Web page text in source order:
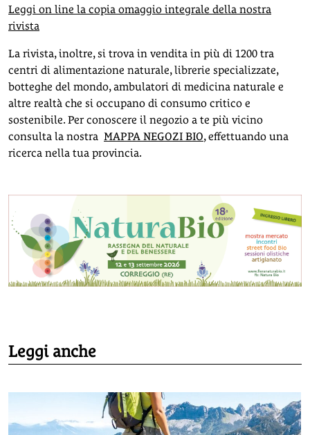
Leggi on line la copia omaggio integrale della nostra
rivista
La rivista, inoltre, si trova in vendita in più di 1200 tra
centri di alimentazione naturale, librerie specializzate,
botteghe del mondo, ambulatori di medicina naturale e
altre realtà che si occupano di consumo critico e
sostenibile. Per conoscere il negozio a te più vicino
consulta la nostra MAPPA NEGOZI BIO, effettuando una
ricerca nella tua provincia.
Leggi anche